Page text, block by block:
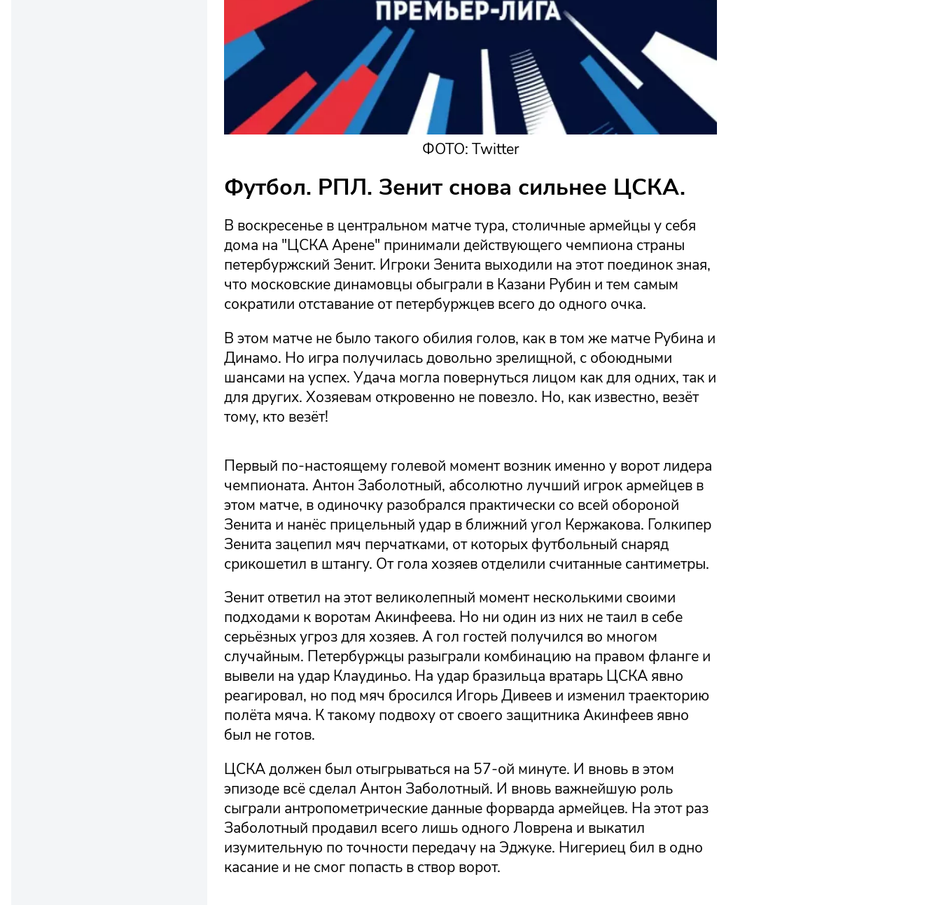
ФОТО: Twitter
Футбол. РПЛ. Зенит снова сильнее ЦСКА.
В воскресенье в центральном матче тура, столичные армейцы у себя
дома на "ЦСКА Арене" принимали действующего чемпиона страны
петербуржский Зенит. Игроки Зенита выходили на этот поединок зная,
что московские динамовцы обыграли в Казани Рубин и тем самым
сократили отставание от петербуржцев всего до одного очка.
В этом матче не было такого обилия голов, как в том же матче Рубина и
Динамо. Но игра получилась довольно зрелищной, с обоюдными
шансами на успех. Удача могла повернуться лицом как для одних, так и
для других. Хозяевам откровенно не повезло. Но, как известно, везёт
тому, кто везёт!
Первый по-настоящему голевой момент возник именно у ворот лидера
чемпионата. Антон Заболотный, абсолютно лучший игрок армейцев в
этом матче, в одиночку разобрался практически со всей обороной
Зенита и нанёс прицельный удар в ближний угол Кержакова. Голкипер
Зенита зацепил мяч перчатками, от которых футбольный снаряд
срикошетил в штангу. От гола хозяев отделили считанные сантиметры.
Зенит ответил на этот великолепный момент несколькими своими
подходами к воротам Акинфеева. Но ни один из них не таил в себе
серьёзных угроз для хозяев. А гол гостей получился во многом
случайным. Петербуржцы разыграли комбинацию на правом фланге и
вывели на удар Клаудиньо. На удар бразильца вратарь ЦСКА явно
реагировал, но под мяч бросился Игорь Дивеев и изменил траекторию
полёта мяча. К такому подвоху от своего защитника Акинфеев явно
был не готов.
ЦСКА должен был отыгрываться на 57-ой минуте. И вновь в этом
эпизоде всё сделал Антон Заболотный. И вновь важнейшую роль
сыграли антропометрические данные форварда армейцев. На этот раз
Заболотный продавил всего лишь одного Ловрена и выкатил
изумительную по точности передачу на Эджуке. Нигериец бил в одно
касание и не смог попасть в створ ворот.